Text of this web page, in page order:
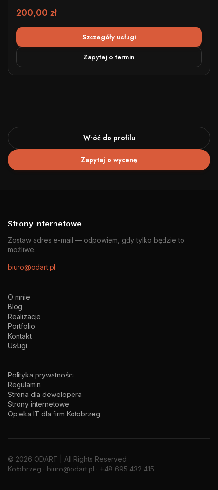
200,00 zł
Szczegóły usługi
Zapytaj o termin
Wróć do profilu
Zapytaj o wycenę
Strony internetowe
Zostaw adres e-mail — odpowiem, gdy tylko będzie to
możliwe.
biuro@odart.pl
O mnie
Blog
Realizacje
Portfolio
Kontakt
Usługi
Polityka prywatności
Regulamin
Strona dla dewelopera
Strony internetowe
Opieka IT dla firm Kołobrzeg
© 2026 ODART | All Rights Reserved
Kołobrzeg · biuro@odart.pl · +48 695 432 415